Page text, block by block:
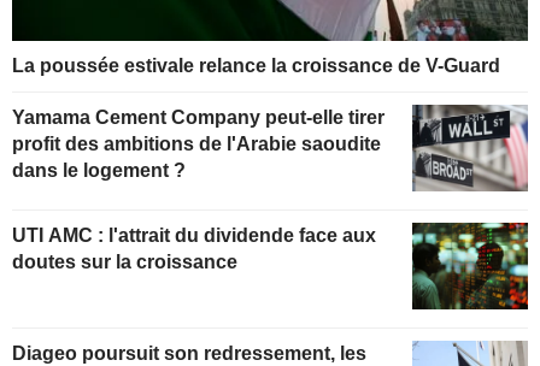
La poussée estivale relance la croissance de V-Guard
Yamama Cement Company peut-elle tirer
profit des ambitions de l'Arabie saoudite
dans le logement ?
UTI AMC : l'attrait du dividende face aux
doutes sur la croissance
Diageo poursuit son redressement, les